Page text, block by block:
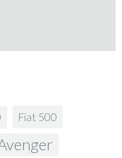
Fiat 500